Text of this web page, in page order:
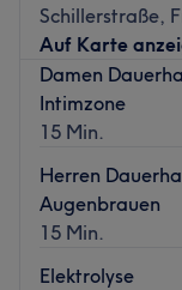
Schillerstraße,
Auf Karte
Damen
Intimzone
15 Min.
Herren
Augenbrauen
15 Min.
Elektrolyse